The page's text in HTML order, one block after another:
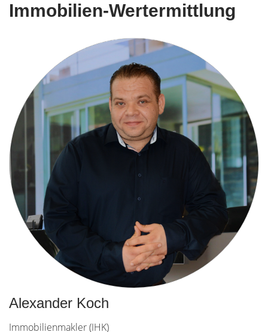
Immobilien-Wertermittlung
Alexander Koch
Immobilienmakler (IHK)